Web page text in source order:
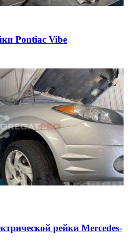
Pontiac Vibe
рейки Mercedes-